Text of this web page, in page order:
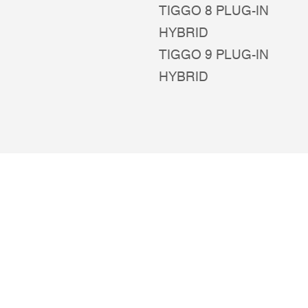
TIGGO 8 PLUG-IN
HYBRID
TIGGO 9 PLUG-IN
HYBRID